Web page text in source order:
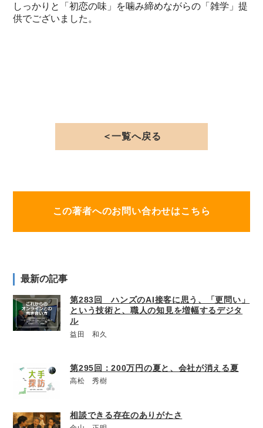
しっかりと「初恋の味」を噛み締めながらの「雑学」提
供でございました。
＜一覧へ戻る
この著者へのお問い合わせはこちら
最新の記事
第283回 ハンズのAI接客に思う、「更問い」
という技術と、職人の知見を増幅するデジタ
ル
益田 和久
第295回：200万円の夏と、会社が消える夏
高松 秀樹
相談できる存在のありがたさ